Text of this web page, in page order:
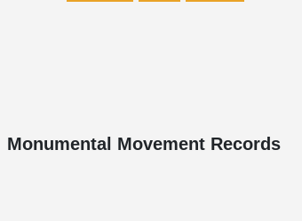
Monumental Movement Records